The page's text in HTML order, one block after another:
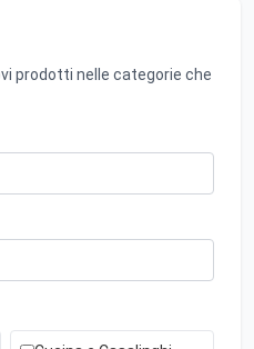
prodotti nelle categorie che